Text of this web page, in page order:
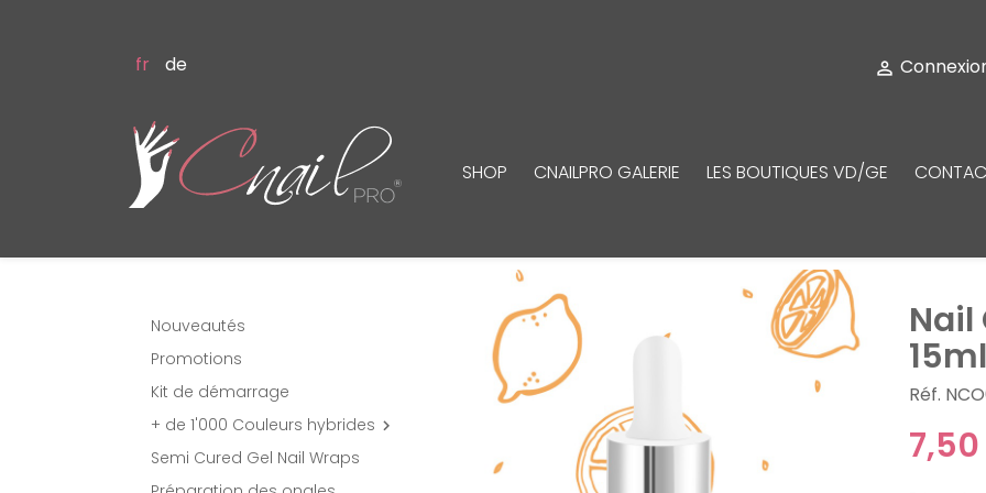
fr de 
SHOP CNAILPRO GALERIE LES BOUTIQUES VD/GE
Nouveautés
Promotions
Kit de démarrage
+ de 1'000 Couleurs hybrides 
Semi Cured Gel Nail Wraps
Nail
15ml
Réf.
7,50